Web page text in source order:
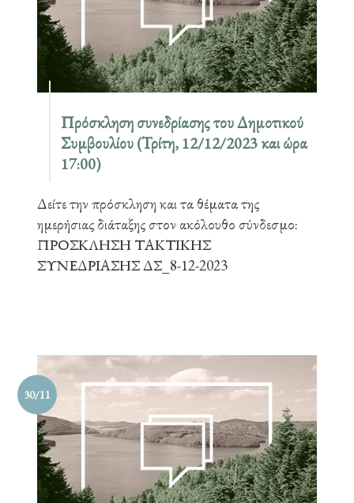
Πρόσκληση συνεδρίασης του Δημοτικού
Συμβουλίου (Τρίτη, 12/12/2023 και ώρα
17:00)
Δείτε την πρόσκληση και τα θέματα της
ημερήσιας διάταξης στον ακόλουθο σύνδεσμο:
ΠΡΟΣΚΛΗΣΗ ΤΑΚΤΙΚΗΣ
ΣΥΝΕΔΡΙΑΣΗΣ ΔΣ_8-12-2023
30/11